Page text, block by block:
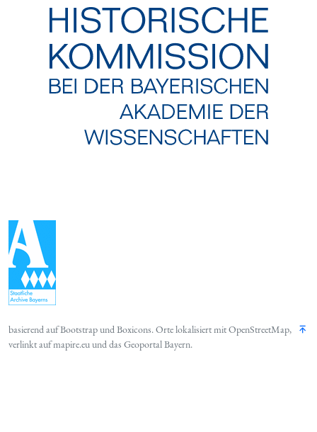
basierend aufBootstrapundBoxicons. Orte lokalisiert mitOpenStreetMap,
verlinkt aufmapire.euund das Geoportal Bayern.